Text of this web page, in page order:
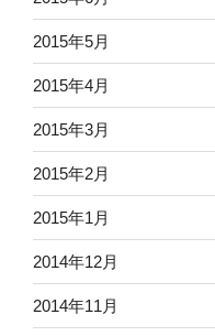
2015年5月
2015年4月
2015年3月
2015年2月
2015年1月
2014年12月
2014年11月